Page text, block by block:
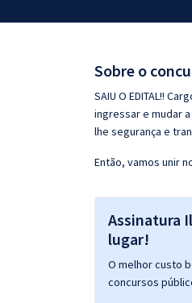
Questões grátis
Conteúdo gratuito
Sobre o
SAIU O EDITAL!!
ingressar e mudar
lhe segurança e
Então, vamos unir
Assinatura
lugar!
O melhor custo
concursos